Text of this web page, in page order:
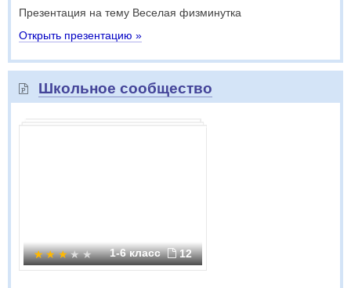
Презентация на тему Веселая физминутка
Открыть презентацию »
Школьное сообщество
1-6 класс 12